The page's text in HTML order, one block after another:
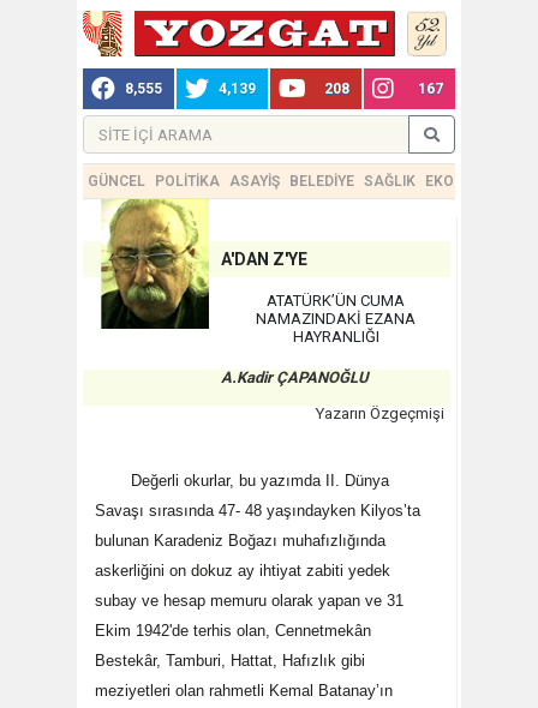
8,555 4,139 208 167
GÜNCEL POLİTİKA ASAYİŞ BELEDİYE SAĞLIK EKONOMİ
A'DAN Z'YE
ATATÜRK’ÜN CUMA
NAMAZINDAKİ EZANA
HAYRANLIĞI
A.Kadir ÇAPANOĞLU
Yazarın Özgeçmişi
Değerli okurlar, bu yazımda II. Dünya
Savaşı sırasında 47- 48 yaşındayken Kilyos’ta
bulunan Karadeniz Boğazı muhafızlığında
askerliğini on dokuz ay ihtiyat zabiti yedek
subay ve hesap memuru olarak yapan ve 31
Ekim 1942'de terhis olan, Cennetmekân
Bestekâr, Tamburi, Hattat, Hafızlık gibi
meziyetleri olan rahmetli Kemal Batanay’ın